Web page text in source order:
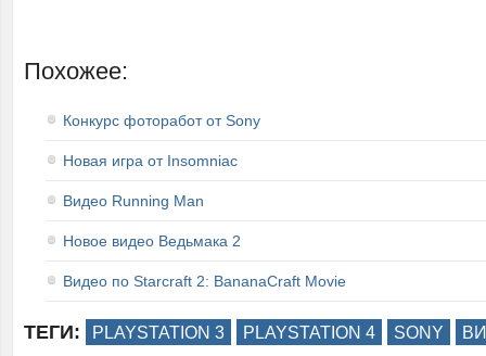
Похожее:
Конкурс фоторабот от Sony
Новая игра от Insomniac
Видео Running Man
Новое видео Ведьмака 2
Видео по Starcraft 2: BananaCraft Movie
ТЕГИ: PLAYSTATION 3 PLAYSTATION 4 SONY